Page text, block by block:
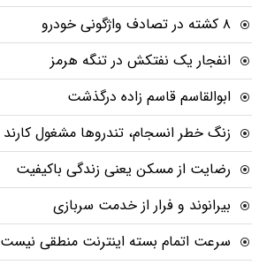
۸ کشته در تصادف واژگونی خودرو
انفجار یک نفتکش در تنگه هرمز
ابوالقاسم قاسم زاده درگذشت
زنگ خطر انسجام، تندروها مشغول کارند
رضایت از مسکن یعنی زندگی باکیفیت
بیرانوند و فرار از خدمت سربازی
سرعت اتمام بسته‌ اینترنت منطقی نیست